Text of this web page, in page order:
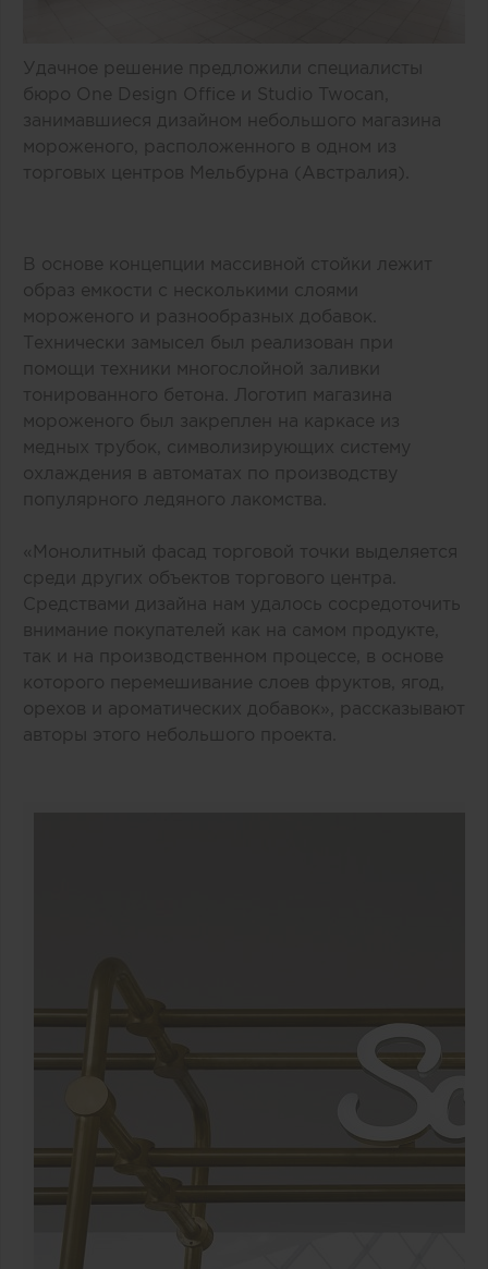
Удачное решение предложили специалисты
бюро One Design Office и Studio Twocan,
занимавшиеся дизайном небольшого магазина
мороженого, расположенного в одном из
торговых центров Мельбурна (Австралия).
В основе концепции массивной стойки лежит
образ емкости с несколькими слоями
мороженого и разнообразных добавок.
Технически замысел был реализован при
помощи техники многослойной заливки
тонированного бетона. Логотип магазина
мороженого был закреплен на каркасе из
медных трубок, символизирующих систему
охлаждения в автоматах по производству
популярного ледяного лакомства.
«Монолитный фасад торговой точки выделяется
среди других объектов торгового центра.
Средствами дизайна нам удалось сосредоточить
внимание покупателей как на самом продукте,
так и на производственном процессе, в основе
которого перемешивание слоев фруктов, ягод,
орехов и ароматических добавок», рассказывают
авторы этого небольшого проекта.